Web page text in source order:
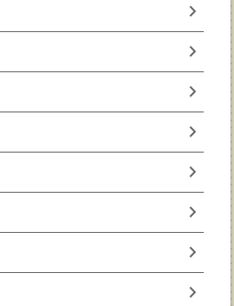
chevron_right
chevron_right
chevron_right
chevron_right
chevron_right
chevron_right
chevron_right
chevron_right